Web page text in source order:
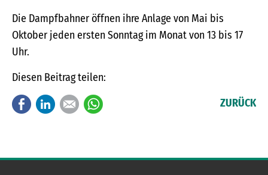
Die Dampfbahner öffnen ihre Anlage von Mai bis
Oktober jeden ersten Sonntag im Monat von 13 bis 17
Uhr.
Diesen Beitrag teilen:
FacebookLinkedInE-mail ZURÜCK